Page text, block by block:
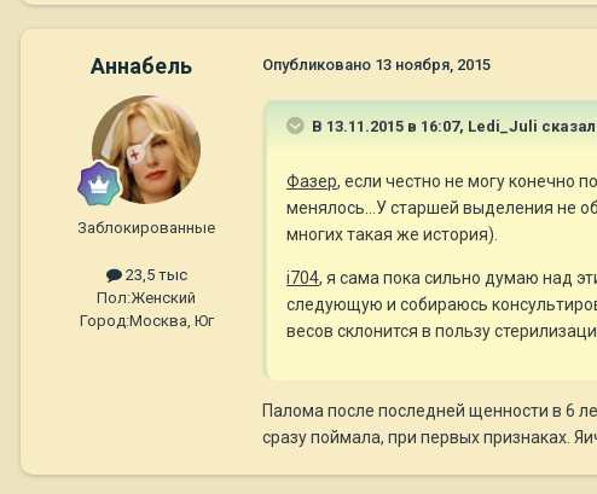
Aннaбель
Заблокированные
23,5 тыс
Пол:Женский
Город:Москва, Юг
Опубликовано 13 ноября, 2015
В 13.11.2015 в 16:07, Ledi_Juli
Фазер, если честно не могу конечно
менялось...У старшей выделения не
многих такая же история).
i704, я сама пока сильно думаю над
следующую и собираюсь
весов склонится в пользу
Палома после последней щенности в 6
сразу поймала, при первых признаках.